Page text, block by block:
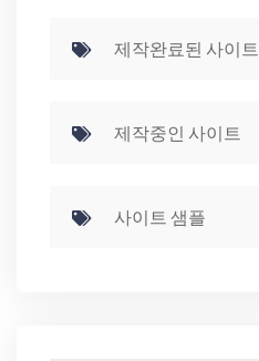
제작완료된 사이트
제작중인 사이트
사이트 샘플